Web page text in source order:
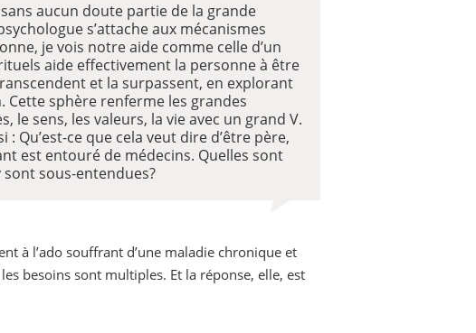
aucun doute partie de la grande
s’attache aux mécanismes
je vois notre aide comme celle d’un
aide effectivement la personne à être
et la surpassent, en explorant
sphère renferme les grandes
le sens, les valeurs, la vie avec un grand V.
Qu’est-ce que cela veut dire d’être père,
est entouré de médecins. Quelles sont
sous-entendues?
à l’ado souffrant d’une maladie chronique et
besoins sont multiples. Et la réponse, elle, est